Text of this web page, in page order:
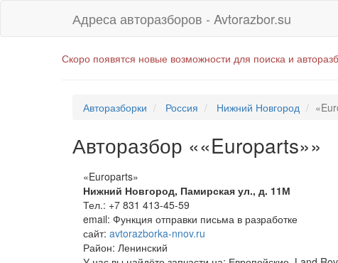
Адреса авторазборов - Avtorazbor.su
Скоро появятся новые возможности для поиска и
Авторазборки Россия Нижний Новгород
Авторазбор ««Europarts»»
«Europarts»
Нижний Новгород, Памирская ул., д. 11М
Тел.: +7 831 413-45-59
email: Функция отправки письма в разработке
сайт: avtorazborka-nnov.ru
Район: Ленинский